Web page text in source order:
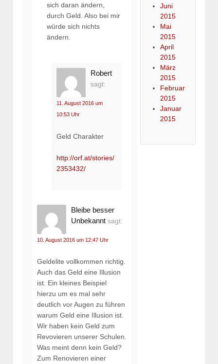
sich daran ändern,
durch Geld. Also bei mir
würde sich nichts
ändern.
Robert
sagt:
11. August 2016 um
10:53 Uhr
Geld Charakter
http://orf.at/stories/
2353432/
Bleibe besser
Unbekannt sagt:
10. August 2016 um 12:47 Uhr
Geldelite vollkommen richtig.
Auch das Geld eine Illusion
ist. Ein kleines Beispiel
hierzu um es mal sehr
deutlich vor Augen zu führen
warum Geld eine Illusion ist.
Wir haben kein Geld zum
Revovieren unserer Schulen.
Was meint denn kein Geld?
Zum Renovieren einer
Juni
2015
Mai
2015
April
2015
März
2015
Februar
2015
Januar
2015